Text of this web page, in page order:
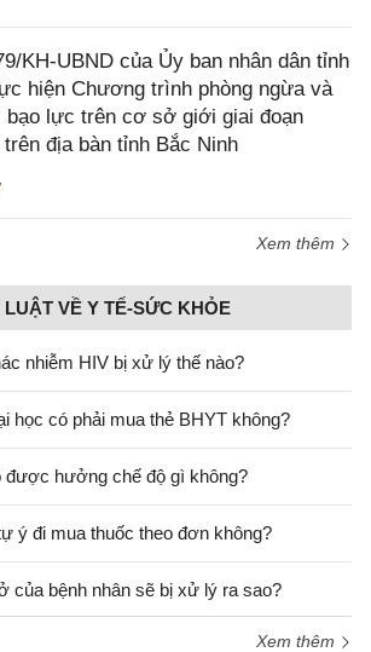
KH-UBND của Ủy ban nhân dân tỉnh
hiện Chương trình phòng ngừa và
bạo lực trên cơ sở giới giai đoạn
địa bàn tỉnh Bắc Ninh
Xem thêm
VỀ Y TẾ-SỨC KHỎE
nhiễm HIV bị xử lý thế nào?
học có phải mua thẻ BHYT không?
được hưởng chế độ gì không?
ý đi mua thuốc theo đơn không?
của bệnh nhân sẽ bị xử lý ra sao?
Xem thêm